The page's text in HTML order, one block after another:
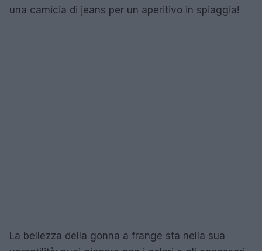
una camicia di jeans per un aperitivo in spiaggia!
La bellezza della gonna a frange sta nella sua